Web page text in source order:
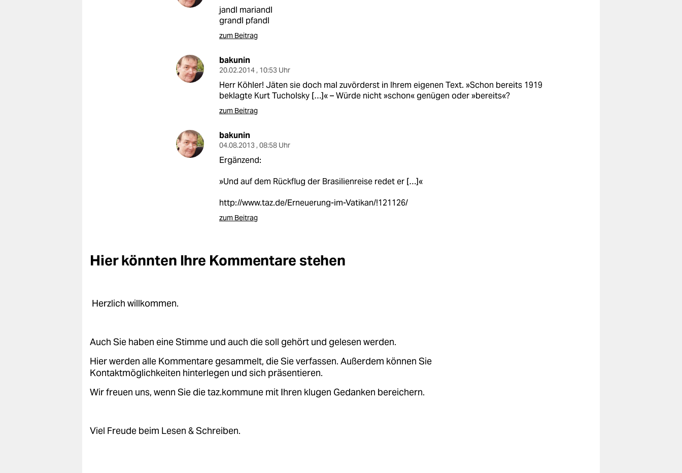
jandl mariandl
grandl pfandl
zum Beitrag
bakunin
20.02.2014 , 10:53 Uhr
Herr Köhler! Jäten sie doch mal zuvörderst in Ihrem eigenen Text. »Schon bereits 1919
beklagte Kurt Tucholsky […]« – Würde nicht »schon« genügen oder »bereits«?
zum Beitrag
bakunin
04.08.2013 , 08:58 Uhr
Ergänzend:
»Und auf dem Rückflug der Brasilienreise redet er […]«
http://www.taz.de/Erneuerung-im-Vatikan/!121126/
zum Beitrag
Hier könnten Ihre Kommentare stehen
Herzlich willkommen.
Auch Sie haben eine Stimme und auch die soll gehört und gelesen werden.
Hier werden alle Kommentare gesammelt, die Sie verfassen. Außerdem können Sie
Kontaktmöglichkeiten hinterlegen und sich präsentieren.
Wir freuen uns, wenn Sie die taz.kommune mit Ihren klugen Gedanken bereichern.
Viel Freude beim Lesen & Schreiben.